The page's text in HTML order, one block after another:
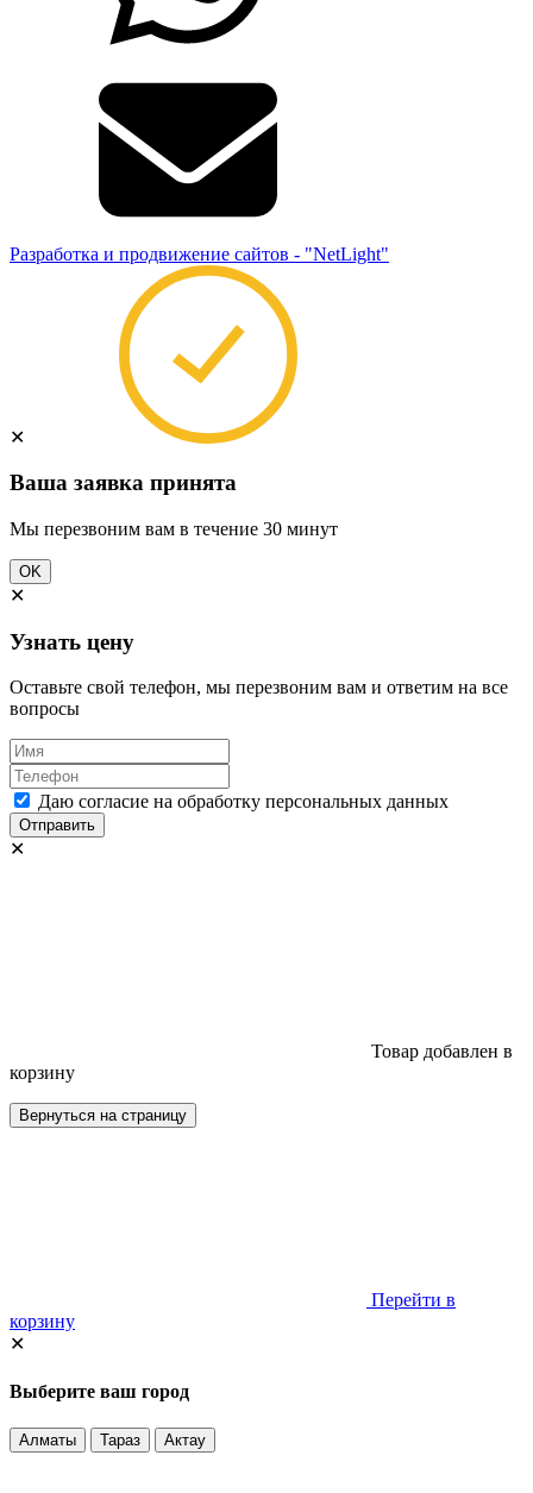
Разработка и продвижение сайтов - "NetLight"
✕
Ваша заявка принята
Мы перезвоним вам в течение 30 минут
OK
✕
Узнать цену
Оставьте свой телефон, мы перезвоним вам и ответим на все
вопросы
Даю согласие на обработку персональных данных
Отправить
✕
Товар добавлен в
корзину
Вернуться на страницу
Перейти в
корзину
✕
Выберите ваш город
Алматы Тараз Актау